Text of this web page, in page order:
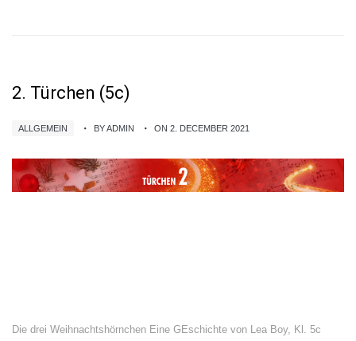
2. Türchen (5c)
ALLGEMEIN BY ADMIN ON 2. DECEMBER 2021
Die drei Weihnachtshörnchen Eine GEschichte von Lea Boy, Kl. 5c